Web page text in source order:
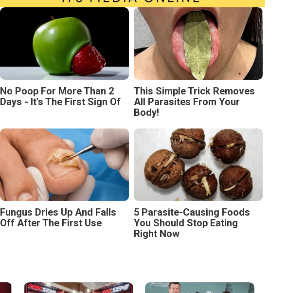
No Poop For More Than 2
Days - It's The First Sign Of
This Simple Trick Removes
All Parasites From Your
Body!
Fungus Dries Up And Falls
Off After The First Use
5 Parasite-Causing Foods
You Should Stop Eating
Right Now